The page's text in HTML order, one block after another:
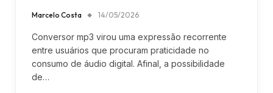
Marcelo Costa 14/05/2026
Conversor mp3 virou uma expressão recorrente
entre usuários que procuram praticidade no
consumo de áudio digital. Afinal, a possibilidade
de…